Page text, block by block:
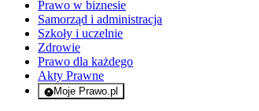
Prawo w biznesie
Samorząd i administracja
Szkoły i uczelnie
Zdrowie
Prawo dla każdego
Akty Prawne
Moje Prawo.pl
- rejestracja i logowanie do serwisu